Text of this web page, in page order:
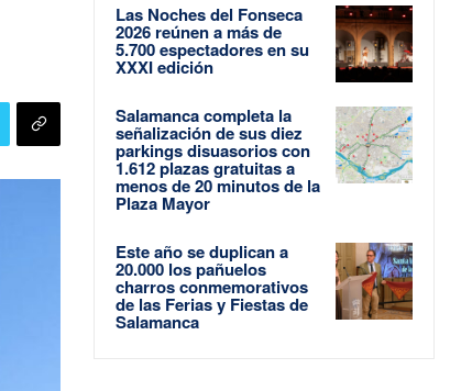
Las Noches del Fonseca
2026 reúnen a más de
5.700 espectadores en su
XXXI edición
Salamanca completa la
señalización de sus diez
parkings disuasorios con
1.612 plazas gratuitas a
menos de 20 minutos de la
Plaza Mayor
Este año se duplican a
20.000 los pañuelos
charros conmemorativos
de las Ferias y Fiestas de
Salamanca